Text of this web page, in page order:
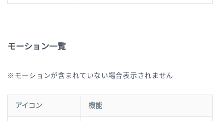
モーション一覧
※モーションが含まれていない場合表示されません
アイコン 機能